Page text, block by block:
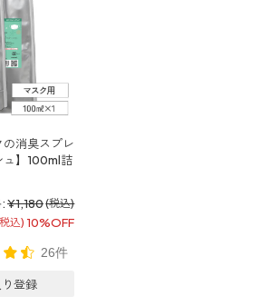
の消臭スプレ
ュ】100ml詰
¥1,180(税込)
込) 10%OFF
26件